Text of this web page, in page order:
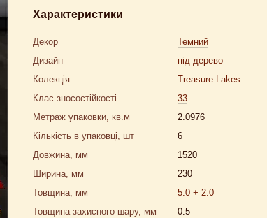
Характеристики
Декор
Темний
Дизайн
під дерево
Колекція
Treasure Lakes
Клас зносостійкості
33
Метраж упаковки, кв.м
2.0976
Кількість в упаковці, шт
6
Довжина, мм
1520
Ширина, мм
230
Товщина, мм
5.0 + 2.0
Товщина захисного шару, мм
0.5